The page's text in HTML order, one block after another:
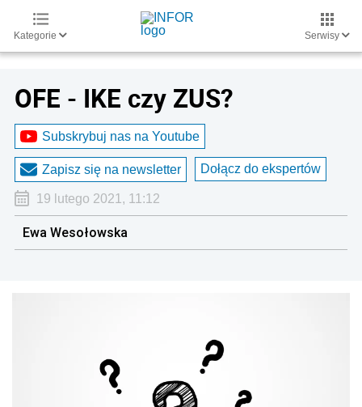
Kategorie Serwisy
OFE - IKE czy ZUS?
Subskrybuj nas na Youtube
Zapisz się na newsletter Dołącz do ekspertów
19 lutego 2021, 11:12
Ewa Wesołowska